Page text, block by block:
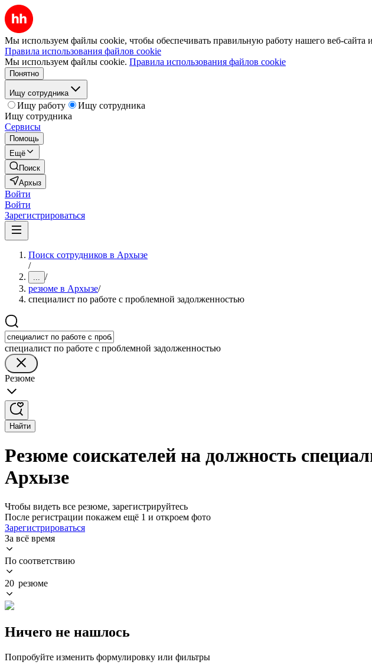
Мы используем файлы cookie, чтобы обеспечивать правильную работу нашего веб-сайта
Правила использования файлов cookie
Мы используем файлы cookie. Правила использования файлов cookie
Понятно
Ищу сотрудника
Ищу работу
Ищу сотрудника
Ищу сотрудника
Сервисы
Помощь
Ещё
Поиск
Архыз
Войти
Войти
Зарегистрироваться
Поиск сотрудников в Архызе
/
... /
резюме в Архызе/
специалист по работе с проблемной задолженностью
специалист по работе с проблемной задолженностью
Резюме
Найти
Резюме соискателей на должность
Архызе
Чтобы видеть все резюме, зарегистрируйтесь
После регистрации покажем ещё 1 и откроем фото
Зарегистрироваться
За всё время
По соответствию
20 резюме
Ничего не нашлось
Попробуйте изменить формулировку или фильтры